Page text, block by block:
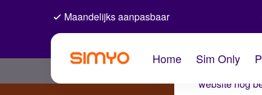
De
Wij
website nog
Maandelijks aanpasbaar
Home Sim Only